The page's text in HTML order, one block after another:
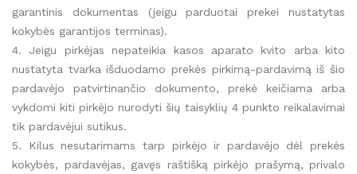
garantinis dokumentas (jeigu parduotai prekei nustatytas
kokybės garantijos terminas).
4. Jeigu pirkėjas nepateikia kasos aparato kvito arba kito
nustatyta tvarka išduodamo prekės pirkimą-pardavimą iš šio
pardavėjo patvirtinančio dokumento, prekė keičiama arba
vykdomi kiti pirkėjo nurodyti šių taisyklių 4 punkto reikalavimai
tik pardavėjui sutikus.
5. Kilus nesutarimams tarp pirkėjo ir pardavėjo dėl prekės
kokybės, pardavėjas, gavęs raštišką pirkėjo prašymą, privalo